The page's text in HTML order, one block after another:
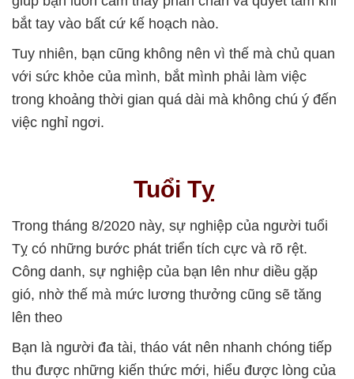
bắt tay vào bất cứ kế hoạch nào.
Tuy nhiên, bạn cũng không nên vì thế mà chủ quan
với sức khỏe của mình, bắt mình phải làm việc
trong khoảng thời gian quá dài mà không chú ý đến
việc nghỉ ngơi.
Tuổi Tỵ
Trong tháng 8/2020 này, sự nghiệp của người tuổi
Tỵ có những bước phát triển tích cực và rõ rệt.
Công danh, sự nghiệp của bạn lên như diều gặp
gió, nhờ thế mà mức lương thưởng cũng sẽ tăng
lên theo
Bạn là người đa tài, tháo vát nên nhanh chóng tiếp
thu được những kiến thức mới, hiểu được lòng của